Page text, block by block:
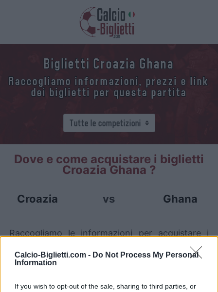
Calcio-Biglietti.com - Do Not Process My Personal
Information
If you wish to opt-out of the sale, sharing to third parties, or
Biglietti Croazia Ghana
Raccogliamo informazioni, prezzi e link
dei biglietti per questa partita
Dove e come acquistare i biglietti
Croazia Ghana ?
Croazia vs Ghana
Raccogliamo le informazioni per acquistare i
biglietti per la partita Croazia Ghana che si
giocherà sabato 27 giugno 23h00. Siamo un
lavorare con i migliori canali di vendita, così da